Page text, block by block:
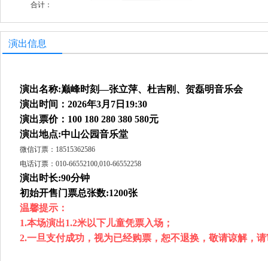
合计：
演出信息
演出名称:巅峰时刻—张立萍、杜吉刚、贺磊明音乐会
演出时间：2026年3月7日19:30
演出票价：100 180 280 380 580元
演出地点:中山公园音乐堂
微信订票：18515362586
电话订票：010-66552100,010-66552258
演出时长:90分钟
初始开售门票总张数:1200张
温馨提示：
1.本场演出1.2米以下儿童凭票入场；
2.一旦支付成功，视为已经购票，恕不退换，敬请谅解，